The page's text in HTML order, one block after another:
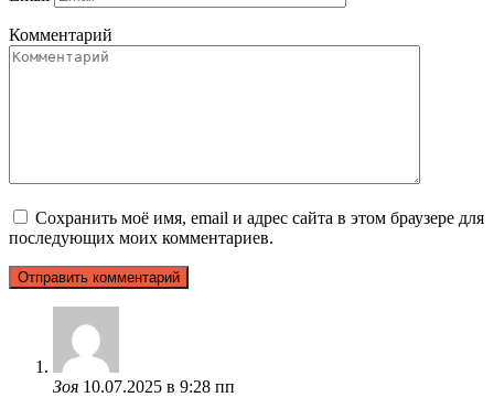
Комментарий
Сохранить моё имя, email и адрес сайта в этом браузере для
последующих моих комментариев.
Зоя 10.07.2025 в 9:28 пп